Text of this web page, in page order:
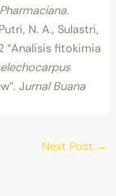
Pharmaciana.
N. A., Sulastri,
“Analisis fitokimia
Jurnal Buana
Next Post →